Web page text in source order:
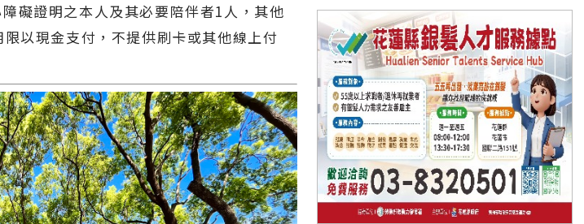
礙證明之本人及其必要陪伴者1人，其他
以現金支付，不提供刷卡或其他線上付